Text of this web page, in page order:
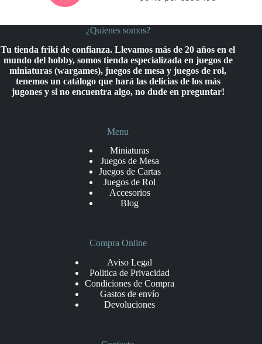
¿Quienes somos?
Tu tienda friki de confianza. Llevamos más de 20 años en el
mundo del hobby, somos tienda especializada en juegos de
miniaturas (wargames), juegos de mesa y juegos de rol,
tenemos un catálogo que hará las delicias de los más
jugones y si no encuentra algo, no dude en preguntar!
Menu
Miniaturas
Juegos de Mesa
Juegos de Cartas
Juegos de Rol
Accesorios
Blog
Compra Online
Aviso Legal
Politica de Privacidad
Condiciones de Compra
Gastos de envío
Devoluciones